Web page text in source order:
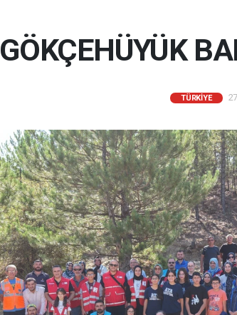
GÖKÇEHÜYÜK
TÜRKIYE